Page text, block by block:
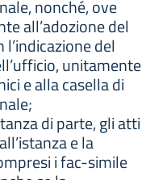
nonché, ove
all’adozione del
del
unitamente
e alla casella di
di parte, gli atti
e la
i fac-simile